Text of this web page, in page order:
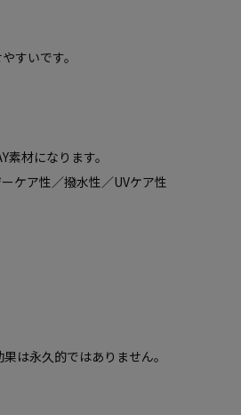
すいです。
材になります。
ケア性／撥水性／UVケア性
は永久的ではありません。